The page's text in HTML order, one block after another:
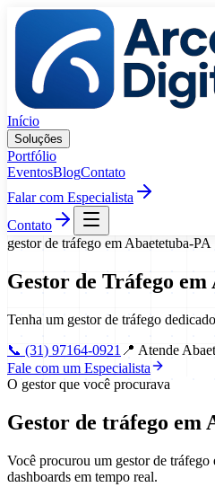
Pular para o conteúdo
Início
Soluções
Portfólio
EventosBlogContato
Falar com Especialista
Contato
gestor de tráfego em Abaetetuba-PA
Gestor de Tráfego em
Tenha um gestor de tráfego
📞 (31) 97164-0921 📍 Atende
Fale com um Especialista
O gestor que você procurava
Gestor de tráfego em
Você procurou um gestor de
dashboards em tempo real.